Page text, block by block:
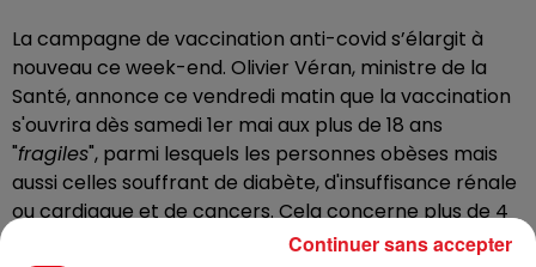
La campagne de vaccination anti-covid s’élargit à
nouveau ce week-end. Olivier Véran, ministre de la
Santé, annonce ce vendredi matin que la vaccination
s'ouvrira dès samedi 1er mai aux plus de 18 ans
"fragiles", parmi lesquels les personnes obèses mais
aussi celles souffrant de diabète, d'insuffisance rénale
ou cardiaque et de cancers. Cela concerne plus de 4
millions de personnes en France.Continuer sans accepter